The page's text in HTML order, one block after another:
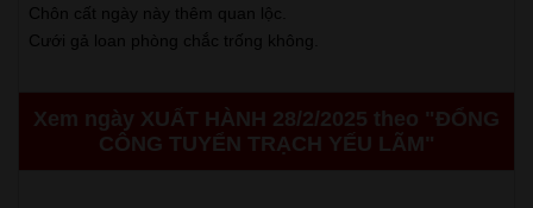
Chôn cất ngày này thêm quan lộc.
Cưới gả loan phòng chắc trống không.
Xem ngày XUẤT HÀNH 28/2/2025 theo "ĐỔNG
CÔNG TUYỂN TRẠCH YẾU LÃM"